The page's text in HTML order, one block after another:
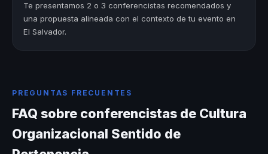
Te presentamos 2 o 3 conferencistas recomendados y
una propuesta alineada con el contexto de tu evento en
El Salvador.
PREGUNTAS FRECUENTES
FAQ sobre conferencistas de Cultura
Organizacional Sentido de